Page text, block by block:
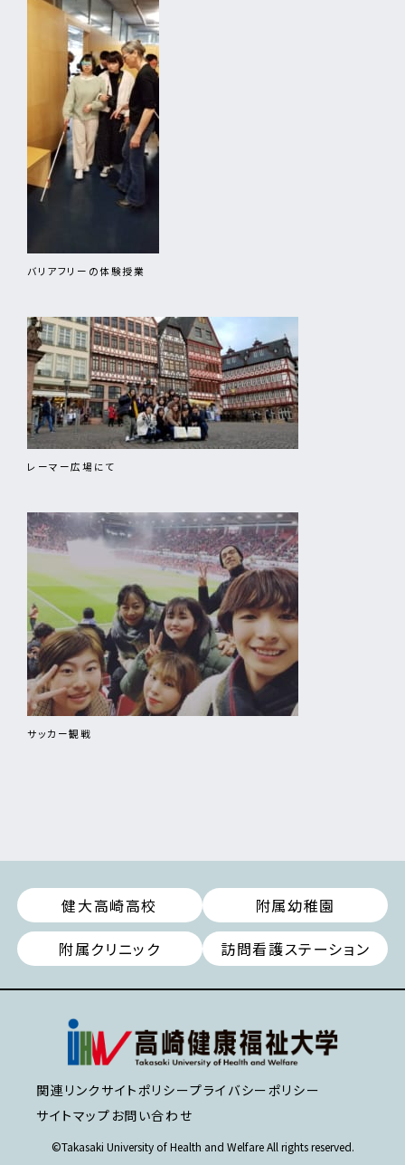
バリアフリーの体験授業
レーマー広場にて
サッカー観戦
健大高崎高校
附属幼稚園
附属クリニック
訪問看護ステーション
関連リンク サイトポリシープライバシーポリシー
サイトマップ お問い合わせ
©Takasaki University of Health and Welfare All rights reserved.